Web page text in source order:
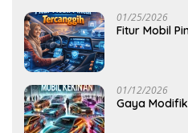
01/25/2026
Fitur Mobil
01/12/2026
Gaya